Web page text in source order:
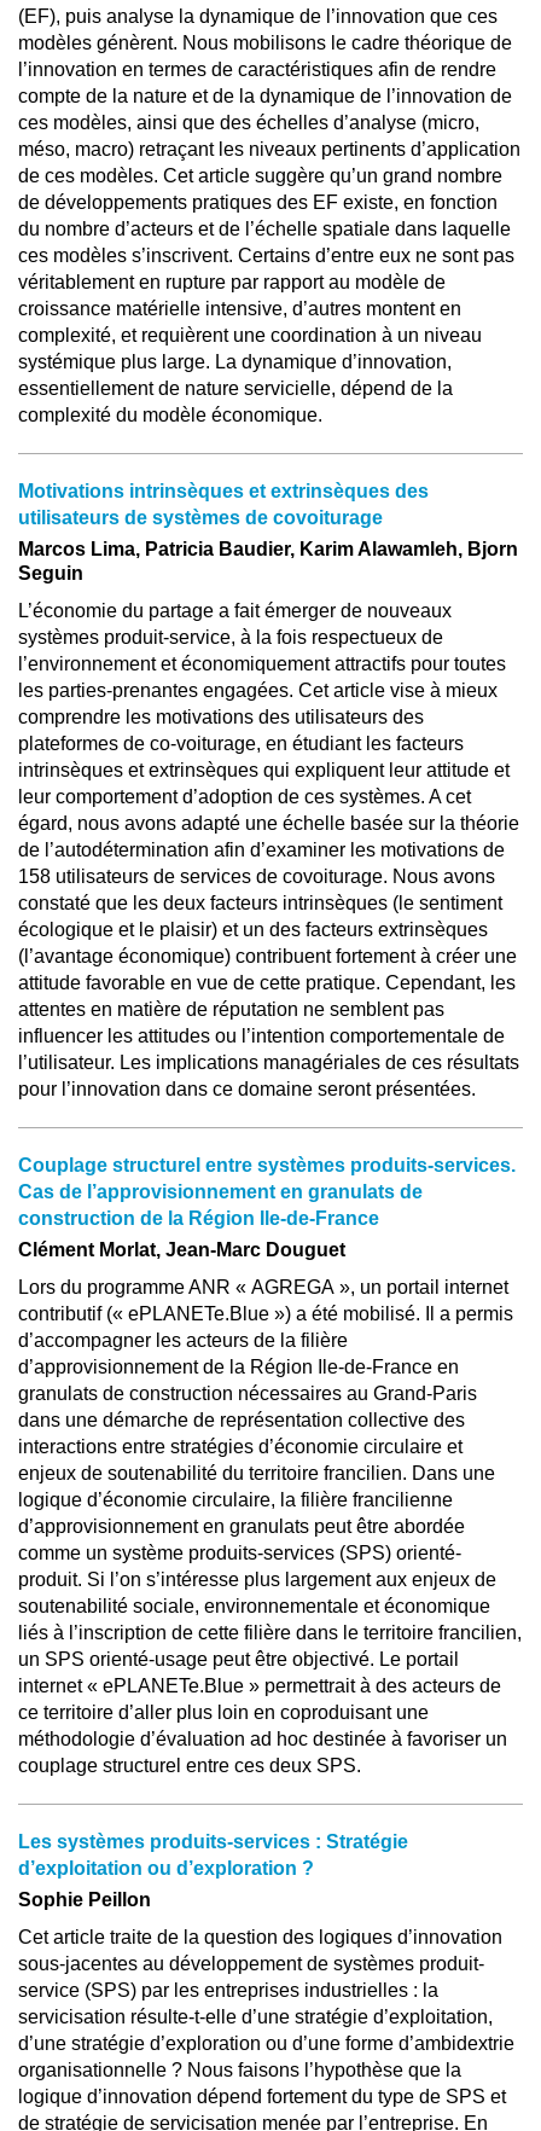
(EF), puis analyse la dynamique de l’innovation que ces
modèles génèrent. Nous mobilisons le cadre théorique de
l’innovation en termes de caractéristiques afin de rendre
compte de la nature et de la dynamique de l’innovation de
ces modèles, ainsi que des échelles d’analyse (micro,
méso, macro) retraçant les niveaux pertinents d’application
de ces modèles. Cet article suggère qu’un grand nombre
de développements pratiques des EF existe, en fonction
du nombre d’acteurs et de l’échelle spatiale dans laquelle
ces modèles s’inscrivent. Certains d’entre eux ne sont pas
véritablement en rupture par rapport au modèle de
croissance matérielle intensive, d’autres montent en
complexité, et requièrent une coordination à un niveau
systémique plus large. La dynamique d’innovation,
essentiellement de nature servicielle, dépend de la
complexité du modèle économique.
Motivations intrinsèques et extrinsèques des
utilisateurs de systèmes de covoiturage
Marcos Lima, Patricia Baudier, Karim Alawamleh, Bjorn
Seguin
L’économie du partage a fait émerger de nouveaux
systèmes produit-service, à la fois respectueux de
l’environnement et économiquement attractifs pour toutes
les parties-prenantes engagées. Cet article vise à mieux
comprendre les motivations des utilisateurs des
plateformes de co-voiturage, en étudiant les facteurs
intrinsèques et extrinsèques qui expliquent leur attitude et
leur comportement d’adoption de ces systèmes. A cet
égard, nous avons adapté une échelle basée sur la théorie
de l’autodétermination afin d’examiner les motivations de
158 utilisateurs de services de covoiturage. Nous avons
constaté que les deux facteurs intrinsèques (le sentiment
écologique et le plaisir) et un des facteurs extrinsèques
(l’avantage économique) contribuent fortement à créer une
attitude favorable en vue de cette pratique. Cependant, les
attentes en matière de réputation ne semblent pas
influencer les attitudes ou l’intention comportementale de
l’utilisateur. Les implications managériales de ces résultats
pour l’innovation dans ce domaine seront présentées.
Couplage structurel entre systèmes produits-services.
Cas de l’approvisionnement en granulats de
construction de la Région Ile-de-France
Clément Morlat, Jean-Marc Douguet
Lors du programme ANR « AGREGA », un portail internet
contributif (« ePLANETe.Blue ») a été mobilisé. Il a permis
d’accompagner les acteurs de la filière
d’approvisionnement de la Région Ile-de-France en
granulats de construction nécessaires au Grand-Paris
dans une démarche de représentation collective des
interactions entre stratégies d’économie circulaire et
enjeux de soutenabilité du territoire francilien. Dans une
logique d’économie circulaire, la filière francilienne
d’approvisionnement en granulats peut être abordée
comme un système produits-services (SPS) orienté-
produit. Si l’on s’intéresse plus largement aux enjeux de
soutenabilité sociale, environnementale et économique
liés à l’inscription de cette filière dans le territoire francilien,
un SPS orienté-usage peut être objectivé. Le portail
internet « ePLANETe.Blue » permettrait à des acteurs de
ce territoire d’aller plus loin en coproduisant une
méthodologie d’évaluation ad hoc destinée à favoriser un
couplage structurel entre ces deux SPS.
Les systèmes produits-services : Stratégie
d’exploitation ou d’exploration ?
Sophie Peillon
Cet article traite de la question des logiques d’innovation
sous-jacentes au développement de systèmes produit-
service (SPS) par les entreprises industrielles : la
servicisation résulte-t-elle d’une stratégie d’exploitation,
d’une stratégie d’exploration ou d’une forme d’ambidextrie
organisationnelle ? Nous faisons l’hypothèse que la
logique d’innovation dépend fortement du type de SPS et
de stratégie de servicisation menée par l’entreprise. En